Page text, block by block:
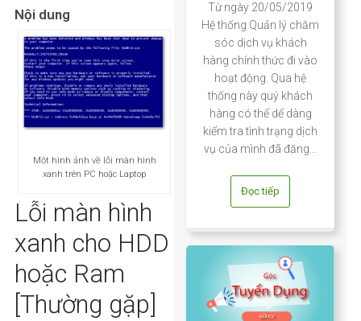
Nội dung
Một hình ảnh về lỗi màn hình
xanh trên PC hoặc Laptop
Lỗi màn hình
xanh cho HDD
hoặc Ram
[Thường gặp]
Từ ngày 20/05/2019
Hệ thống Quản lý chăm
sóc dịch vụ khách
hàng chính thức đi vào
hoạt động. Qua hệ
thống này quý khách
hàng có thể dể dàng
kiểm tra tình trạng dịch
vụ của mình đã đăng…
Đọc tiếp